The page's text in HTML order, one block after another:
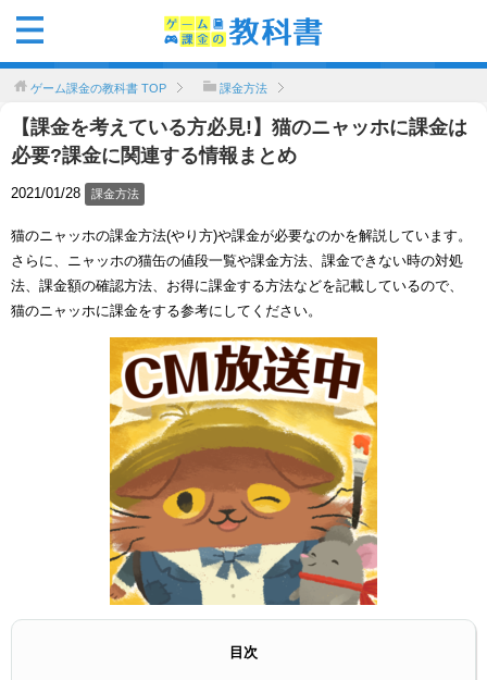
ゲーム課金の教科書 TOP 課金方法
【課金を考えている方必見!】猫のニャッホに課金は
必要?課金に関連する情報まとめ
2021/01/28 課金方法
猫のニャッホの課金方法(やり方)や課金が必要なのかを解説しています。
さらに、ニャッホの猫缶の値段一覧や課金方法、課金できない時の対処
法、課金額の確認方法、お得に課金する方法などを記載しているので、
猫のニャッホに課金をする参考にしてください。
目次